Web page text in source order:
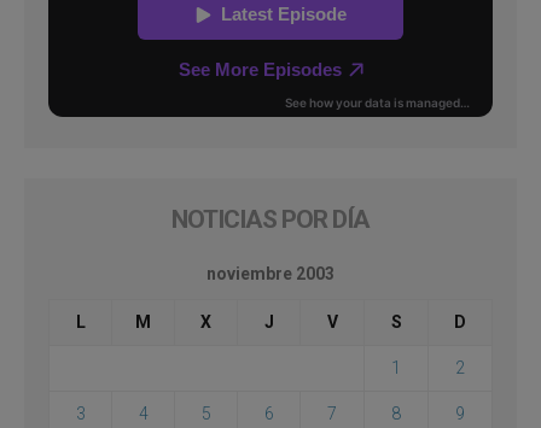
NOTICIAS POR DÍA
noviembre 2003
L M X J V S D
1 2
3 4 5 6 7 8 9